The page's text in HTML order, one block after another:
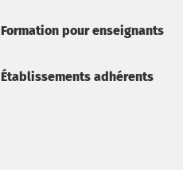
Formation pour enseignants
Établissements adhérents